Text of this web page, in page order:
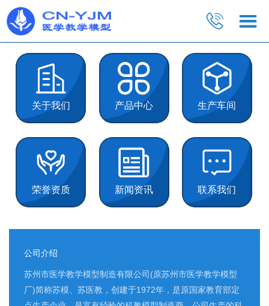
关于我们 产品中心 生产车间
荣誉资质 新闻资讯 联系我们
公司介绍
苏州市医学教学模型制造有限公司(原苏州市医学教学模型
厂)简称苏模、苏医教，创建于1972年，是原国家教育部定